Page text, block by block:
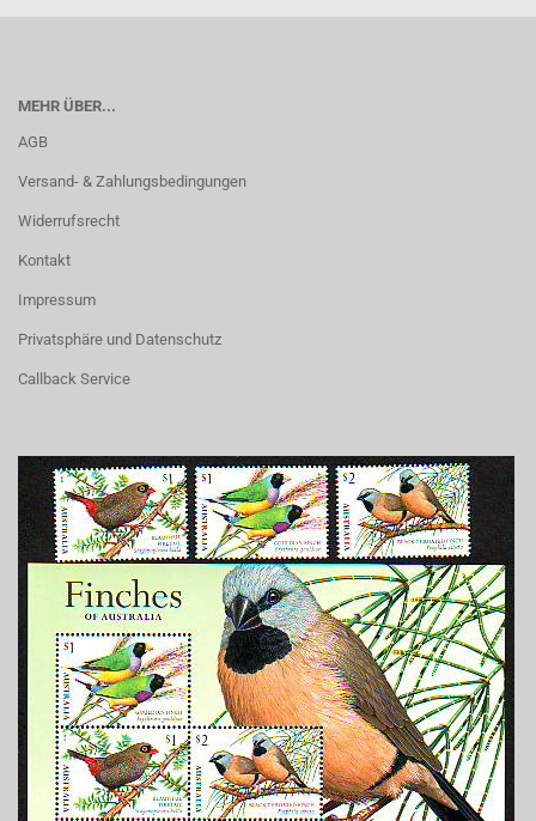
MEHR ÜBER...
AGB
Versand- & Zahlungsbedingungen
Widerrufsrecht
Kontakt
Impressum
Privatsphäre und Datenschutz
Callback Service